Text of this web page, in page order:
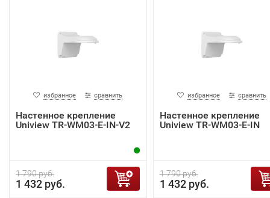
избранное сравнить
Настенное крепление
Uniview TR-WM03-E-IN-V2
1 790 руб.
1 432 руб.
избранное сравнить
Настенное крепление
Uniview TR-WM03-E-IN
1 790 руб.
1 432 руб.